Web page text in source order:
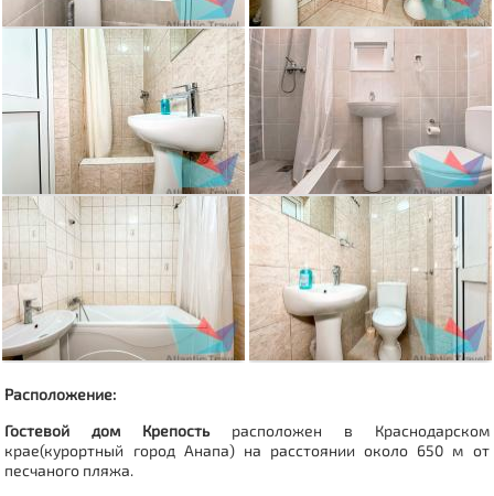
Расположение:
Гостевой дом Крепость расположен в Краснодарском
крае(курортный город Анапа) на расстоянии около 650 м от
песчаного пляжа.